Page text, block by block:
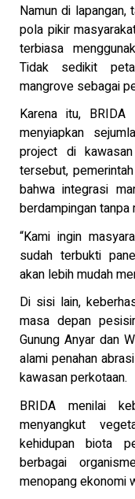
Namun di lapangan,
pola pikir
terbiasa
Tidak sedikit
mangrove sebagai
Karena itu,
menyiapkan
project di
tersebut,
bahwa integrasi
berdampingan tanpa
“Kami ingin
sudah terbukti
akan lebih mudah
Di sisi lain,
masa depan
Gunung Anyar dan
alami penahan
kawasan perkotaan.
BRIDA menilai
menyangkut
kehidupan biota
berbagai
menopang ekonomi